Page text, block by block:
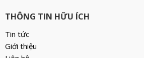
THÔNG TIN HỮU ÍCH
Tin tức
Giới thiệu